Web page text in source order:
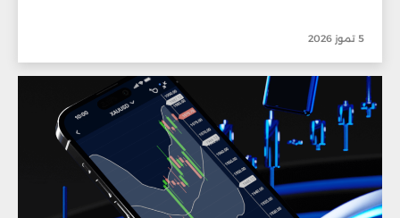
5 تموز 2026